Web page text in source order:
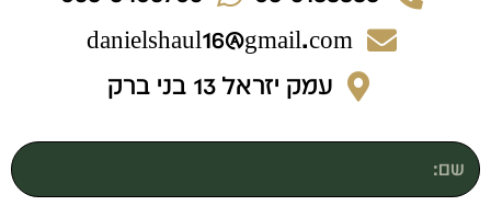
danielshaul16@gmail.com
עמק יזראל 13 בני ברק